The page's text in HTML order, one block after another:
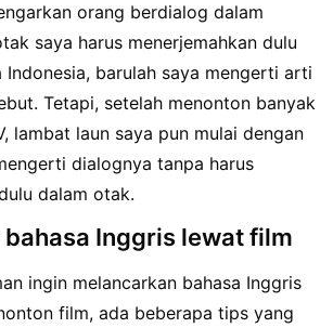
orang berdialog dalam
saya harus menerjemahkan dulu
Indonesia, barulah saya mengerti arti
Tetapi, setelah menonton banyak
lambat laun saya pun mulai dengan
dialognya tanpa harus
dalam otak.
Inggris lewat film
ingin melancarkan bahasa Inggris
film, ada beberapa tips yang